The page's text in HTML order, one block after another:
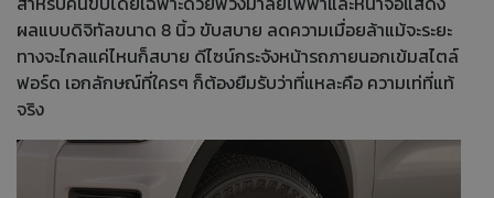
ผลแบบดิจิทัลขนาด 8 นิ้ว ขับสบาย ลดความเมื่อยล้าแม้จะระยะ
ทางจะไกลแค่ไหนก็สบาย ดีไซน์กระจังหน้ารถภายนอกเข้มสไตล์
ฟอร์ด เอกลักษณ์ที่ใครๆ ก็ต้องยืมรับว่าที่แหละคือ ความเท่ที่แท้
จริง